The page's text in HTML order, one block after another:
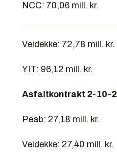
NCC: 70,06 mill. kr.
Veidekke: 72,78 mill. kr.
YIT: 96,12 mill. kr.
Asfaltkontrakt 2-10-
Peab: 27,18 mill. kr.
Veidekke: 27,40 mill. kr.